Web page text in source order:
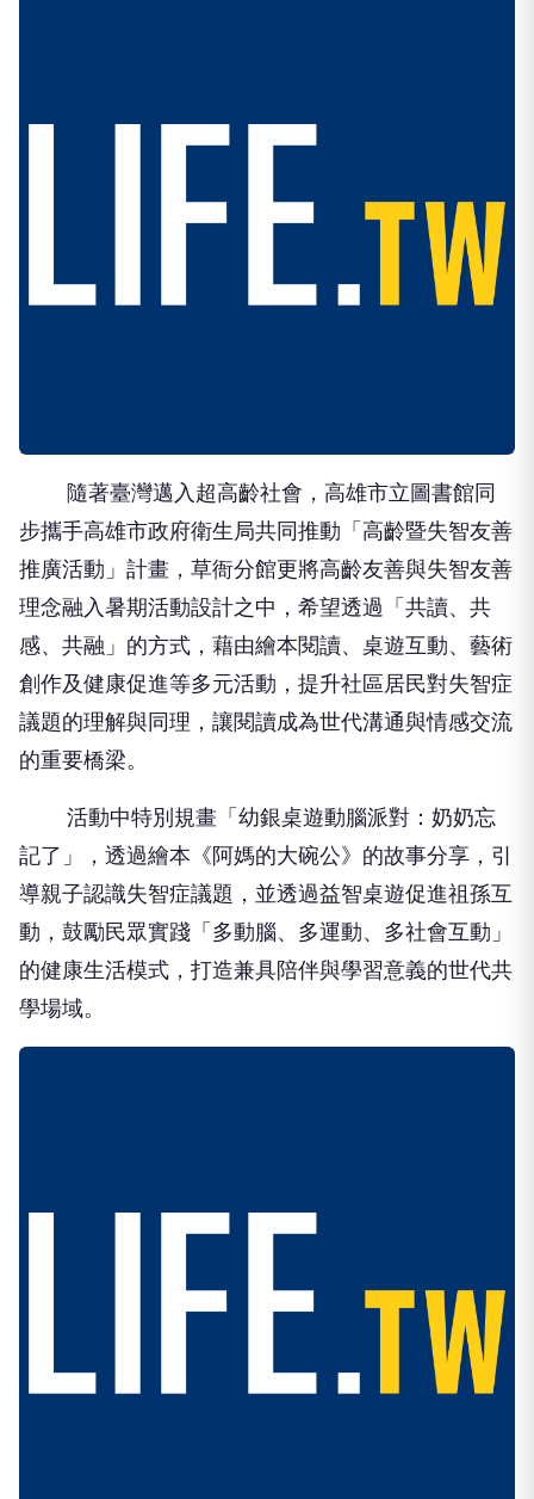
隨著臺灣邁入超高齡社會，高雄市立圖書館同
步攜手高雄市政府衛生局共同推動「高齡暨失智友善
推廣活動」計畫，草衙分館更將高齡友善與失智友善
理念融入暑期活動設計之中，希望透過「共讀、共
感、共融」的方式，藉由繪本閱讀、桌遊互動、藝術
創作及健康促進等多元活動，提升社區居民對失智症
議題的理解與同理，讓閱讀成為世代溝通與情感交流
的重要橋梁。
活動中特別規畫「幼銀桌遊動腦派對：奶奶忘
記了」，透過繪本《阿媽的大碗公》的故事分享，引
導親子認識失智症議題，並透過益智桌遊促進祖孫互
動，鼓勵民眾實踐「多動腦、多運動、多社會互動」
的健康生活模式，打造兼具陪伴與學習意義的世代共
學場域。